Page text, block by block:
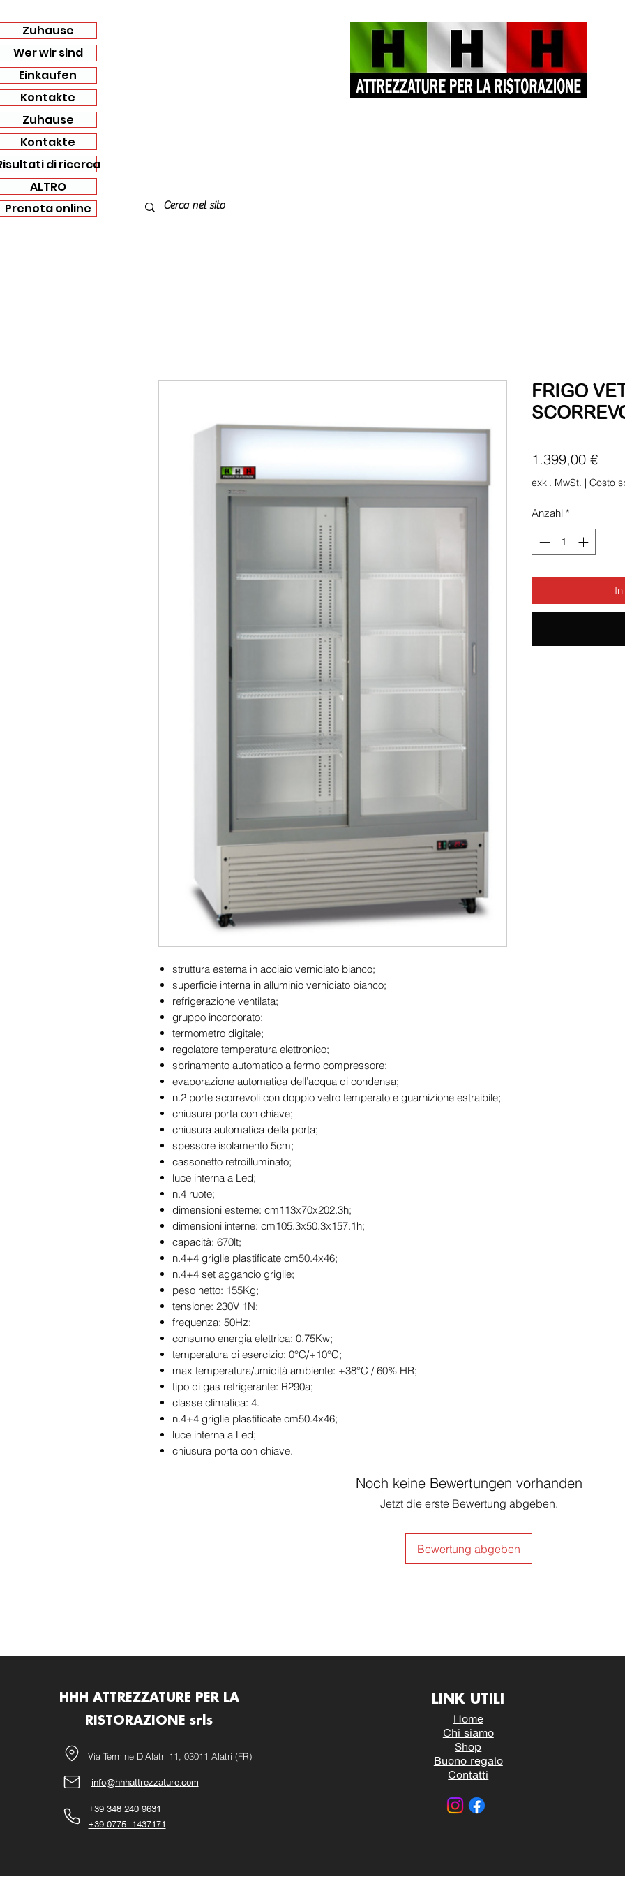
Zuhause
Wer wir sind
Einkaufen
Kontakte
Zuhause
Kontakte
di ricerca
ALTRO
Prenota online
struttura esterna in acciaio verniciato bianco;
superficie interna in alluminio verniciato bianco;
refrigerazione ventilata;
gruppo incorporato;
termometro digitale;
regolatore temperatura elettronico;
sbrinamento automatico a fermo compressore;
evaporazione automatica dell’acqua di condensa;
n.2 porte scorrevoli con doppio vetro temperato e guarnizione estraibile;
chiusura porta con chiave;
chiusura automatica della porta;
spessore isolamento 5cm;
cassonetto retroilluminato;
luce interna a Led;
n.4 ruote;
dimensioni esterne: cm113x70x202.3h;
dimensioni interne: cm105.3x50.3x157.1h;
capacità: 670lt;
n.4+4 griglie plastificate cm50.4x46;
n.4+4 set aggancio griglie;
peso netto: 155Kg;
tensione: 230V 1N;
frequenza: 50Hz;
consumo energia elettrica: 0.75Kw;
temperatura di esercizio: 0°C/+10°C;
max temperatura/umidità ambiente: +38°C / 60% HR;
tipo di gas refrigerante: R290a;
classe climatica: 4.
n.4+4 griglie plastificate cm50.4x46;
luce interna a Led;
chiusura porta con chiave.
FRIGO
1.399,00 €Preis
exkl. MwSt. | Costo
Anzahl *
Noch keine Bewertungen vorhanden
Jetzt die erste Bewertung abgeben.
Bewertung abgeben
HHH ATTREZZATURE PER LA
RISTORAZIONE srls
Via Termine D'Alatri 11, 03011 Alatri (FR)
info@hhhattrezzature.com
+39 348 240 9631
+39 0775 1437171
LINK UTILI
Home
Chi siamo
Shop
Buono regalo
Contatti